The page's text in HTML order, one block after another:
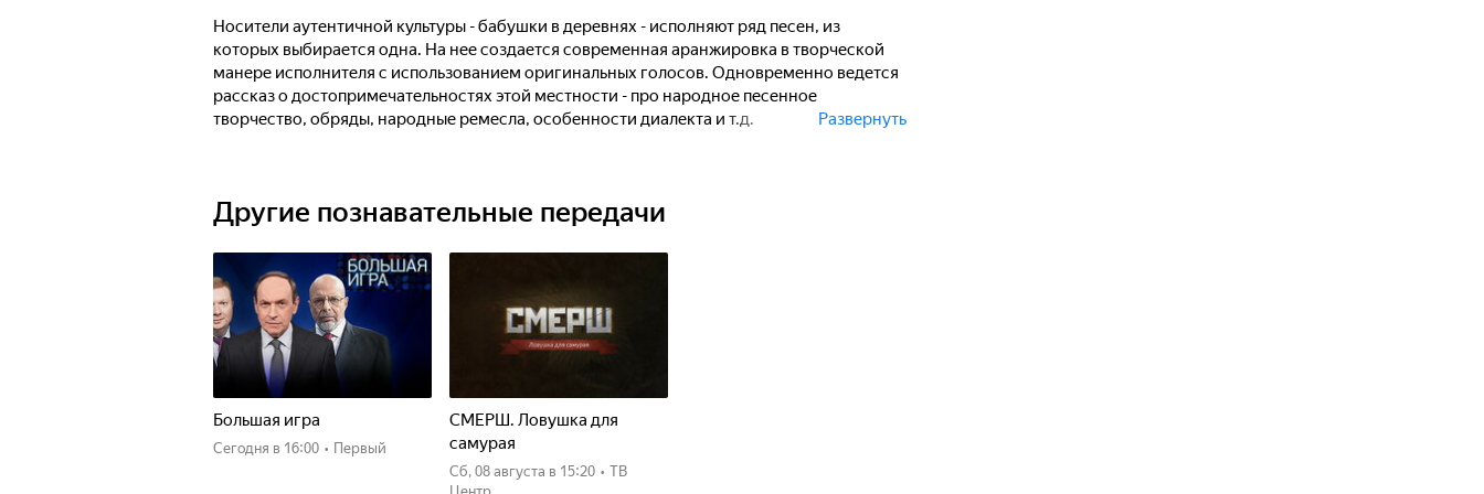
Носители аутентичной культуры - бабушки в деревнях - исполняют ряд песен, из
которых выбирается одна. На нее создается современная аранжировка в творческой
манере исполнителя с использованием оригинальных голосов. Одновременно ведется
рассказ о достопримечательностях этой местности - про народное песенное
творчество, обряды, народные ремесла, особенности диалекта и т.д.
Развернуть
Другие познавательные передачи
Большая игра
Сегодня в 16:00 • Первый
СМЕРШ. Ловушка для
самурая
сб, 08 августа в 15:20 • ТВ